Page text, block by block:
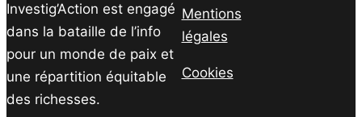
Investig’Action est engagé
dans la bataille de l’info
pour un monde de paix et
une répartition équitable
des richesses.
Mentions
légales
Cookies